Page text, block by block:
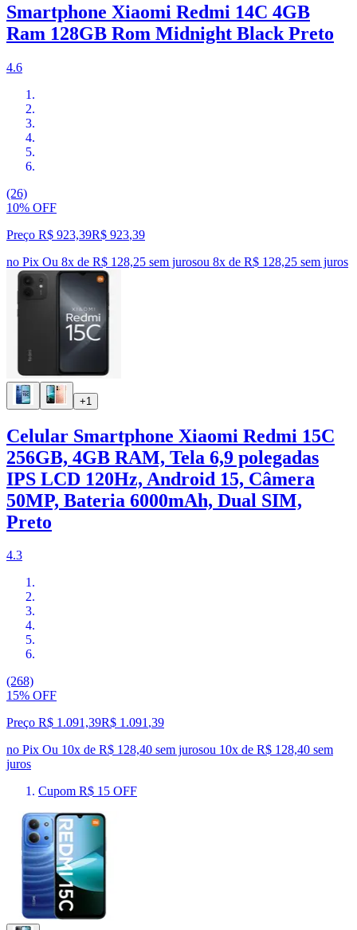
Smartphone Xiaomi Redmi 14C 4GB
Ram 128GB Rom Midnight Black Preto
4.6
(26)
10% OFF
Preço R$ 923,39R$ 923,39
no Pix Ou 8x de R$ 128,25 sem jurosou 8x de R$ 128,25 sem juros
+1
Celular Smartphone Xiaomi Redmi 15C
256GB, 4GB RAM, Tela 6,9 polegadas
IPS LCD 120Hz, Android 15, Câmera
50MP, Bateria 6000mAh, Dual SIM,
Preto
4.3
(268)
15% OFF
Preço R$ 1.091,39R$ 1.091,39
no Pix Ou 10x de R$ 128,40 sem jurosou 10x de R$ 128,40 sem
juros
Cupom R$ 15 OFF